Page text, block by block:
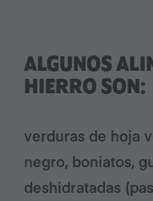
ALGUNOS
HIERRO SON:
verduras de hoja
negro, boniatos,
deshidratadas